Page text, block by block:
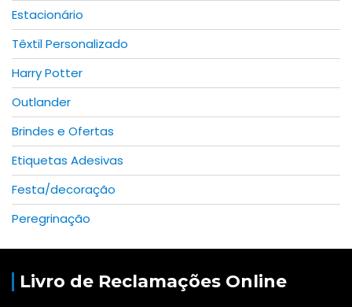
Estacionário
Têxtil Personalizado
Harry Potter
Outlander
Brindes e Ofertas
Etiquetas Adesivas
Festa/decoração
Peregrinação
Livro de Reclamações Online